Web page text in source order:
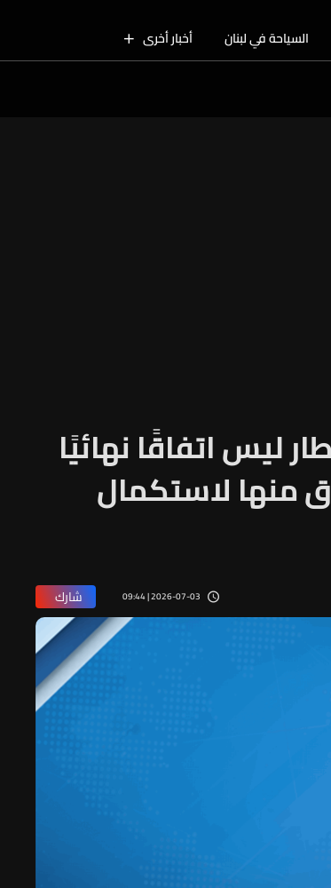
السياحة في لبنان أخبار أخرى
ليس اتفاقًا نهائيًا
منها لاستكمال
2026-07-03 | 09:44 شارك